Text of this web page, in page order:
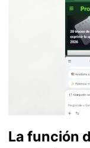
La función